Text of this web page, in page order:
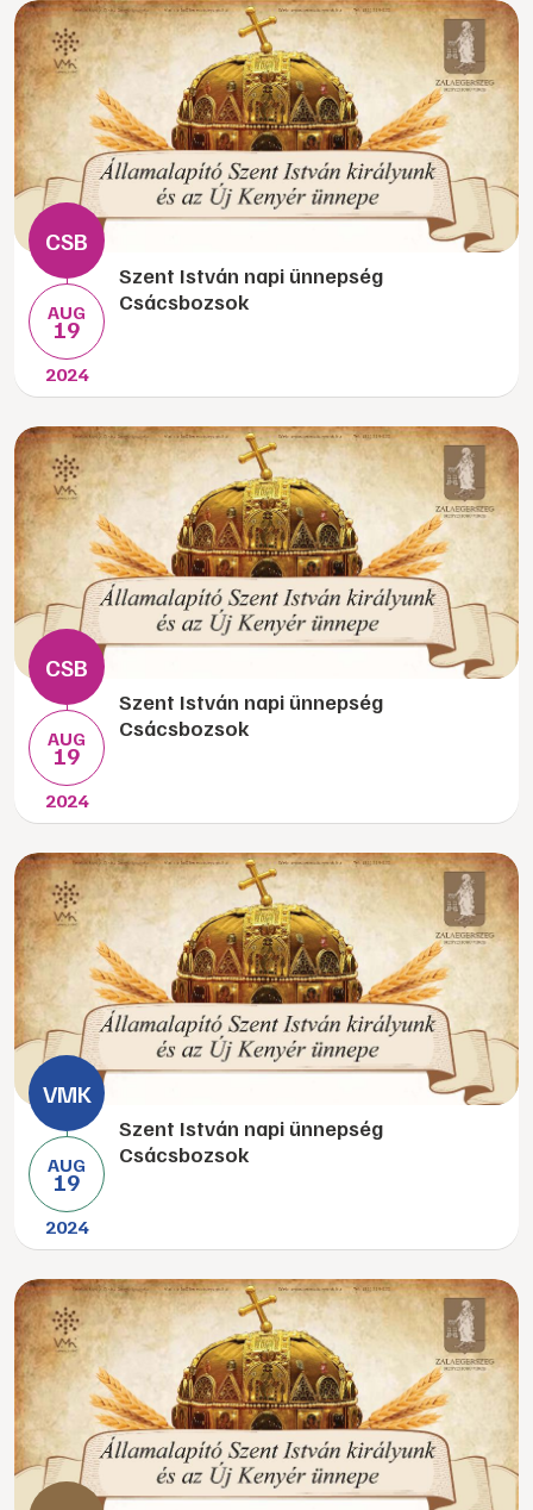
AUG
19
2024
Szent István napi ünnepség
Csácsbozsok
AUG
19
2024
Szent István napi ünnepség
Csácsbozsok
AUG
19
2024
Szent István napi ünnepség
Csácsbozsok